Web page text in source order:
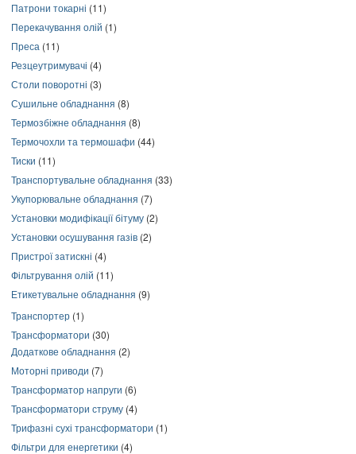
Патрони токарні (11)
Перекачування олій (1)
Преса (11)
Резцеутримувачі (4)
Столи поворотні (3)
Сушильне обладнання (8)
Термозбіжне обладнання (8)
Термочохли та термошафи (44)
Тиски (11)
Транспортувальне обладнання (33)
Укупорювальне обладнання (7)
Установки модифікації бітуму (2)
Установки осушування газів (2)
Пристрої затискні (4)
Фільтрування олій (11)
Етикетувальне обладнання (9)
Транспортер (1)
Трансформатори (30)
Додаткове обладнання (2)
Моторні приводи (7)
Трансформатор напруги (6)
Трансформатори струму (4)
Трифазні сухі трансформатори (1)
Фільтри для енергетики (4)